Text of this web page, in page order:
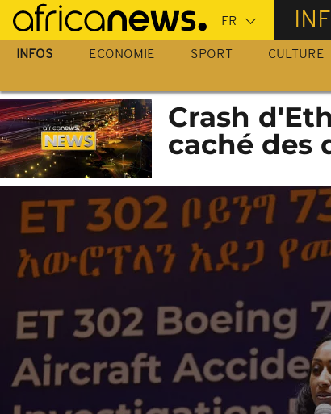
Passer
au
contenu
INFOS ECONOMIE SPORT CULTURE
Crash
caché des